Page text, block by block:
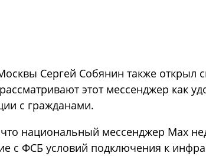
Сергей Собянин также открыл
этот мессенджер как
с гражданами.
национальный мессенджер Max
с ФСБ условий подключения к